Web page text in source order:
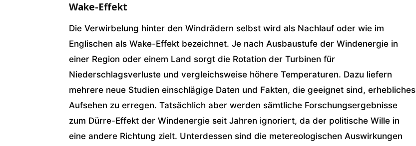
Wake-Effekt
Die Verwirbelung hinter den Windrädern selbst wird als Nachlauf oder wie im
Englischen als Wake-Effekt bezeichnet. Je nach Ausbaustufe der Windenergie in
einer Region oder einem Land sorgt die Rotation der Turbinen für
Niederschlagsverluste und vergleichsweise höhere Temperaturen. Dazu liefern
mehrere neue Studien einschlägige Daten und Fakten, die geeignet sind, erhebliches
Aufsehen zu erregen. Tatsächlich aber werden sämtliche Forschungsergebnisse
zum Dürre-Effekt der Windenergie seit Jahren ignoriert, da der politische Wille in
eine andere Richtung zielt. Unterdessen sind die metereologischen Auswirkungen